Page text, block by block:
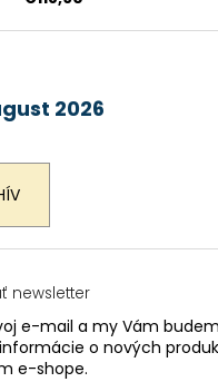
2026
newsletter
e-mail a my Vám
o nových
e-shope.